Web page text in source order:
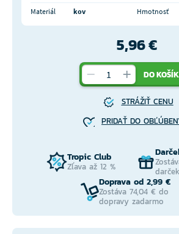
Materiál
kov Hmotnosť
5,96 €
DO
STRÁŽIŤ CENU
PRIDAŤ DO
Tropic Club
Zľava až 12 %
Doprava od 2,99 €
Zostáva 74,04 € do
dopravy zadarmo